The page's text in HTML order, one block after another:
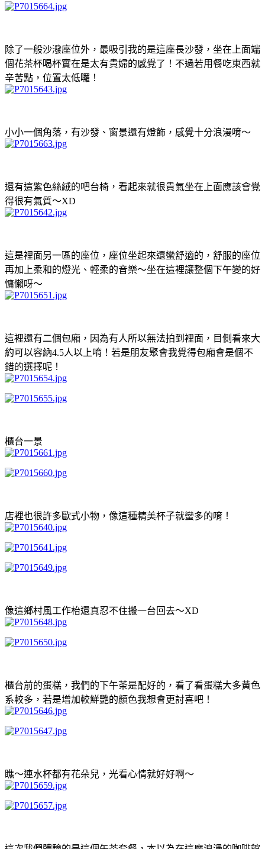
除了一般沙潑座位外，最吸引我的是這座長沙發，坐在上面端
個花茶杯喝杯實在是太有貴婦的感覺了！不過若用餐吃東西就
辛苦點，位置太低囉！
小小一個角落，有沙發、窗景還有燈飾，感覺十分浪漫唷～
還有這紫色絲絨的吧台椅，看起來就很貴氣坐在上面應該會覺
得很有氣質～XD
這是裡面另一區的座位，座位坐起來還蠻舒適的，舒服的座位
再加上柔和的燈光、輕柔的音樂～坐在這裡讓整個下午變的好
慵懶呀～
這裡還有二個包廂，因為有人所以無法拍到裡面，目側看來大
約可以容納4.5人以上唷！若是朋友聚會我覺得包廂會是個不
錯的選擇呢！
櫃台一景
店裡也很許多歐式小物，像這種精美杯子就蠻多的唷！
像這鄉村風工作枱還真忍不住搬一台回去～XD
櫃台前的蛋糕，我們的下午茶是配好的，看了看蛋糕大多黃色
系較多，若是增加較鮮艷的顏色我想會更討喜吧！
瞧～連水杯都有花朵兒，光看心情就好好啊～